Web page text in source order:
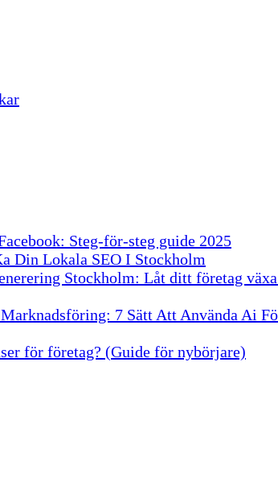
Steg-för-steg guide 2025
Din Lokala SEO I Stockholm
Stockholm: Låt ditt företag
7 Sätt Att Använda Ai
för företag? (Guide för nybörjare)